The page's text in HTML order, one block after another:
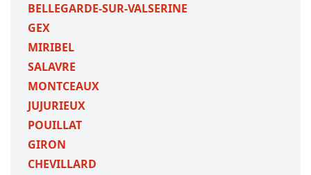
BELLEGARDE-SUR-VALSERINE
GEX
MIRIBEL
SALAVRE
MONTCEAUX
JUJURIEUX
POUILLAT
GIRON
CHEVILLARD